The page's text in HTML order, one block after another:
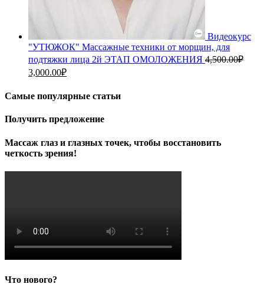
Видеокурс
"УТЮЖОК" Массажные техники от морщин, для
подтяжки лица 2й ЭТАП ОМОЛОЖЕНИЯ 4,500.00₽
Первоначальная
4,500.00₽.
3,000.00₽Текущая
3,000.00₽.
Самые популярные статьи
Получить предложение
Массаж глаз и глазных точек, чтобы восстановить
четкость зрения!
Что нового?